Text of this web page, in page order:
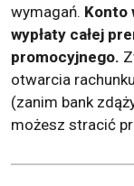
wymagań. Konto
wypłaty całej
promocyjnego.
otwarcia
(zanim bank
możesz stracić